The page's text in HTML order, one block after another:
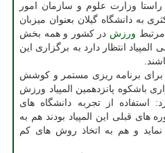
وزارت علوم و سازمان امور
به دانشگاه گیلان بعنوان میزبان
ورزش در كشور و همه بخش
انتظار دارد به برگزاری این
برای برنامه ریزی مستمر و كوشش
باشكوه پانزدهمین المپیاد ورزش
استفاده از تجربه دانشگاه های
های قبلی این المپیاد بودند هم به
نماید و هم به اتخاذ روش های كم